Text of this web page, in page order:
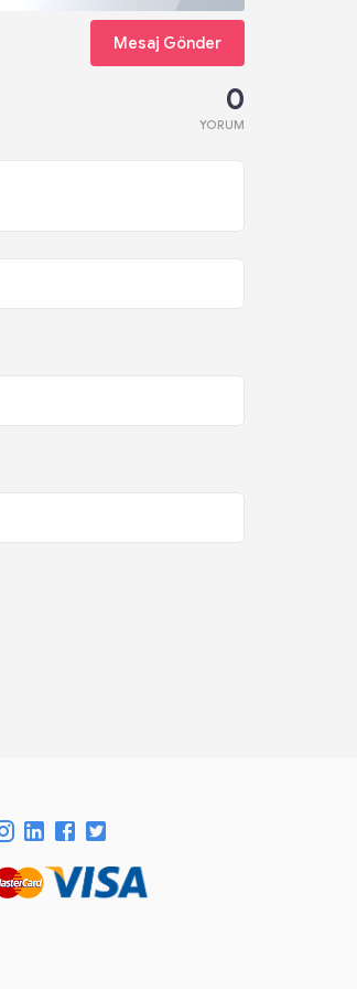
Mesaj Gönder
0
YORUM